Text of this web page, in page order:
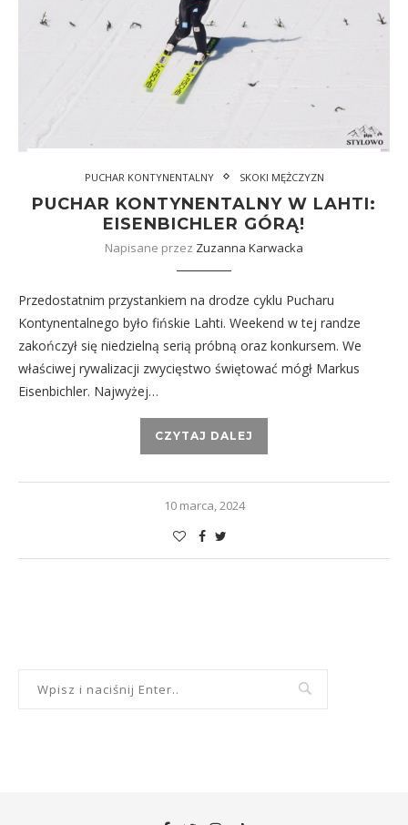
PUCHAR KONTYNENTALNY SKOKI MĘŻCZYZN
PUCHAR KONTYNENTALNY W LAHTI:
EISENBICHLER GÓRĄ!
Napisane przez Zuzanna Karwacka
Przedostatnim przystankiem na drodze cyklu Pucharu
Kontynentalnego było fińskie Lahti. Weekend w tej randze
zakończył się niedzielną serią próbną oraz konkursem. We
właściwej rywalizacji zwycięstwo świętować mógł Markus
Eisenbichler. Najwyżej…
CZYTAJ DALEJ
10 marca, 2024